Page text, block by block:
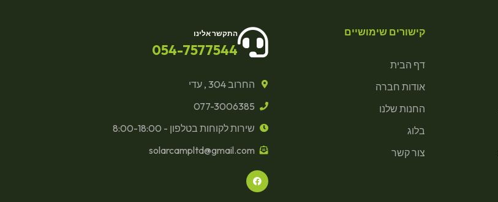
קישורים שימושיים
דף הבית
אודות חברה
החנות שלנו
בלוג
צור קשר
התקשר אלינו
054-7577544
החרוב 304 , עדי
077-3006385
שירות לקוחות בטלפון - 8:00-18:00
solarcampltd@gmail.com
F
a
c